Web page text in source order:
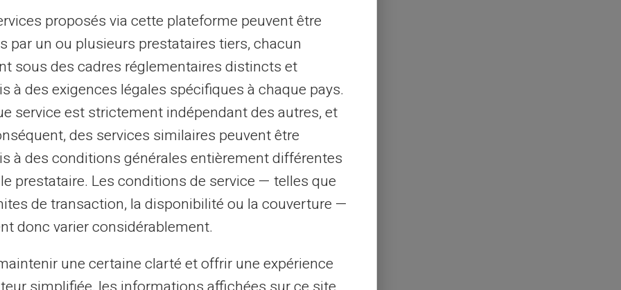
et les taux d'intérêt peuvent
pour une
carte prépayée,
ces coûts
a pas de possibilité de découvert. Ainsi,
et plus facile à suivre. La pratique
votre conscience financière et
à des fonctions adaptées
spécifiques pour faciliter la gestion de
internationaux avec cette carte ont des
classiques, ce qui peut vous
transférez régulièrement de l'argent
proposés via cette plateforme peuvent être
par un ou plusieurs prestataires tiers, chacun
sous des cadres réglementaires distincts et
à des exigences légales spécifiques à chaque pays.
service est strictement indépendant des autres, et
des services similaires peuvent être
à des conditions générales entièrement différentes
prestataire. Les conditions de service — telles que
de transaction, la disponibilité ou la couverture —
donc varier considérablement.
une certaine clarté et offrir une expérience